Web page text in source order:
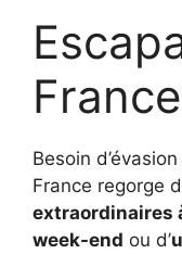
France
Besoin d’évasion
France regorge
extraordinaires
week-end ou d’